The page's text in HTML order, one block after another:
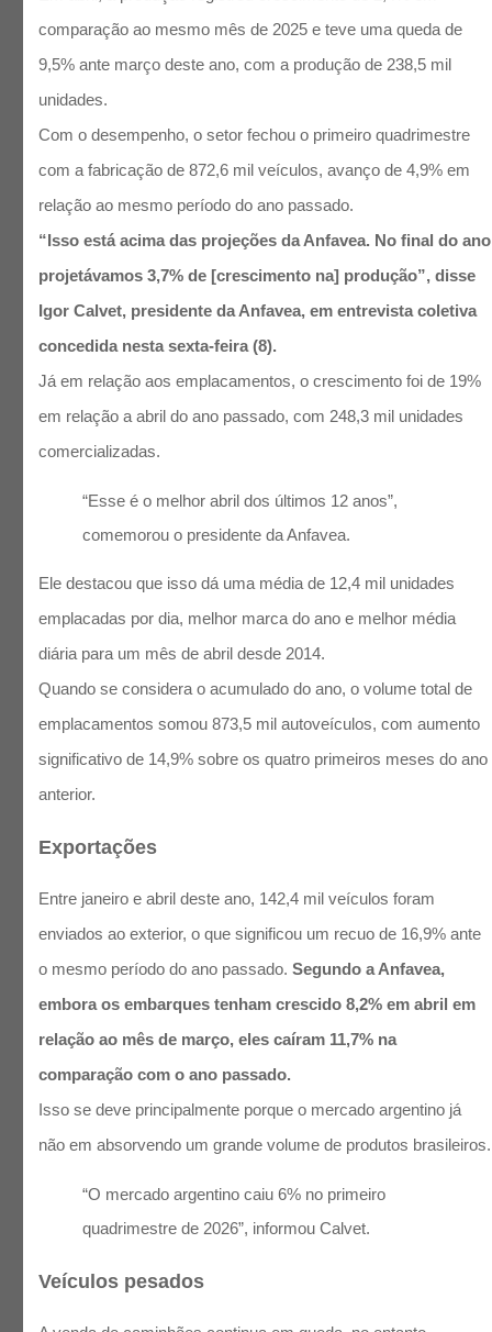
comparação ao mesmo mês de 2025 e teve uma queda de
9,5% ante março deste ano, com a produção de 238,5 mil
unidades.
Com o desempenho, o setor fechou o primeiro quadrimestre
com a fabricação de 872,6 mil veículos, avanço de 4,9% em
relação ao mesmo período do ano passado.
“Isso está acima das projeções da Anfavea. No final do ano
projetávamos 3,7% de [crescimento na] produção”, disse
Igor Calvet, presidente da Anfavea, em entrevista coletiva
concedida nesta sexta-feira (8).
Já em relação aos emplacamentos, o crescimento foi de 19%
em relação a abril do ano passado, com 248,3 mil unidades
comercializadas.
“Esse é o melhor abril dos últimos 12 anos”,
comemorou o presidente da Anfavea.
Ele destacou que isso dá uma média de 12,4 mil unidades
emplacadas por dia, melhor marca do ano e melhor média
diária para um mês de abril desde 2014.
Quando se considera o acumulado do ano, o volume total de
emplacamentos somou 873,5 mil autoveículos, com aumento
significativo de 14,9% sobre os quatro primeiros meses do ano
anterior.
Exportações
Entre janeiro e abril deste ano, 142,4 mil veículos foram
enviados ao exterior, o que significou um recuo de 16,9% ante
o mesmo período do ano passado.Segundo a Anfavea,
embora os embarques tenham crescido 8,2% em abril em
relação ao mês de março, eles caíram 11,7% na
comparação com o ano passado.
Isso se deve principalmente porque o mercado argentino já
não em absorvendo um grande volume de produtos brasileiros.
“O mercado argentino caiu 6% no primeiro
quadrimestre de 2026”, informou Calvet.
Veículos pesados